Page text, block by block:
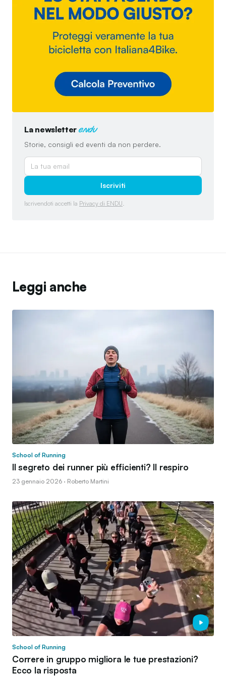
La newsletter endu
Storie, consigli ed eventi da non perdere.
Iscriviti
Iscrivendoti accetti la Privacy di ENDU
Leggi anche
School of Running
Il segreto dei runner più efficienti? Il respiro
23 gennaio 2026 · Roberto Martini
School of Running
Correre in gruppo migliora le tue prestazioni?
Ecco la risposta